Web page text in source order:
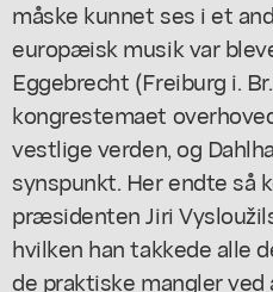
måske kunnet ses i et
europæisk musik var
Eggebrecht (Freiburg i.
kongrestemaet
vestlige verden, og
synspunkt. Her endte så
præsidenten Jiri
hvilken han takkede alle
de praktiske mangler